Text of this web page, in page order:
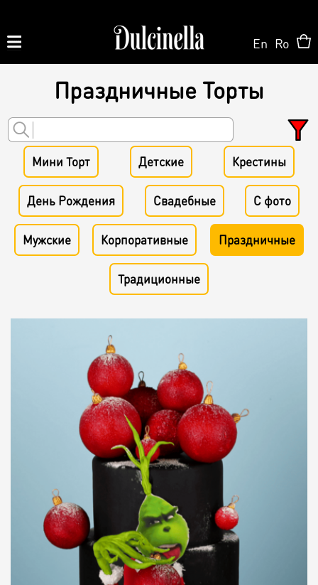
Produse la comandă:
062 10 02 11 | 060 02 58 58
На Заказ
На Заказ
Торт на заказ
Персонализированный Десерт
Калачи
Магазин ONLINE
Кондитерская
Пирожные
Десерт
Макарон
Круассаны и маффины
Печенье
О нас
Контакты
En Ro
Праздничные Торты
Мини Торт Детские Крестины
День Рождения Свадебные С фото
Мужские Корпоративные Праздничные
Традиционные